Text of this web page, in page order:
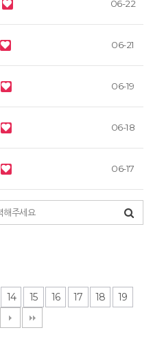
06-22
06-21
06-19
06-18
06-17
14 15 16 17 18
19